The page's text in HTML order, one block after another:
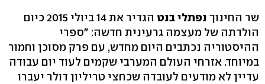
שר החינוך נפתלי בנט
הגדיר את 14 ביולי 2015 כיום
הולדתה של מעצמה גרעינית חדשה: "ספרי
ההיסטוריה נכתבים היום מחדש, עם פרק מסוכן וחמור
במיוחד. אזרחי העולם המערבי שקמים לעוד יום עבודה
עדיין לא מודעים לעובדה שכחצי טריליון דולר יעברו